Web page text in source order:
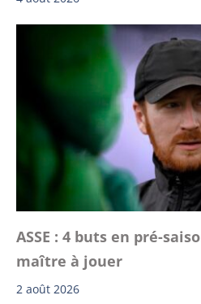
ASSE : 4 buts en pré-
maître à jouer
2 août 2026